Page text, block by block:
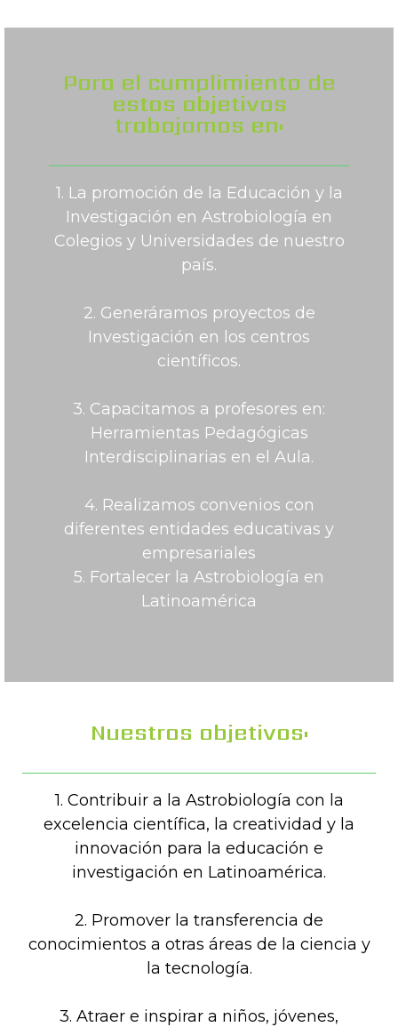
Nuestros objetivos:
1. Contribuir a la Astrobiología con la
excelencia científica, la creatividad y la
innovación para la educación e
investigación en Latinoamérica.
2. Promover la transferencia de
conocimientos a otras áreas de la ciencia y
la tecnología.
3. Atraer e inspirar a niños, jóvenes,
Para el cumplimiento de
estos objetivos
trabajamos en:
1. La promoción de la Educación y la
Investigación en Astrobiología en
Colegios y Universidades de nuestro
país.
2. Generáramos proyectos de
Investigación en los centros
científicos.
3. Capacitamos a profesores en:
Herramientas Pedagógicas
Interdisciplinarias en el Aula.
4. Realizamos convenios con
diferentes entidades educativas y
empresariales
5. Fortalecer la Astrobiología en
Latinoamérica